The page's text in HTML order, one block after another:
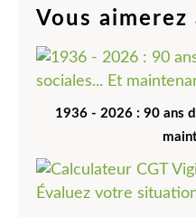
Vous aimerez
1936 - 2026 : 90 ans